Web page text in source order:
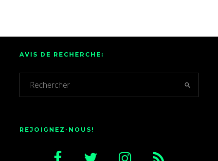
AVIS DE RECHERCHE:
REJOIGNEZ-NOUS!